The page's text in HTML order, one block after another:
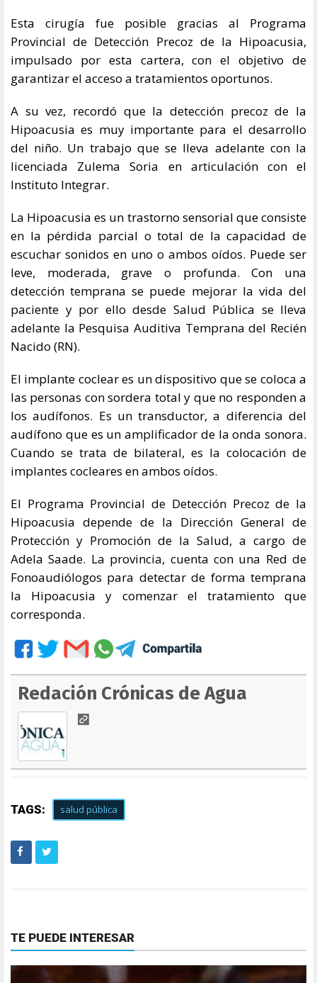
Esta cirugía fue posible gracias al Programa
Provincial de Detección Precoz de la Hipoacusia,
impulsado por esta cartera, con el objetivo de
garantizar el acceso a tratamientos oportunos.
A su vez, recordó que la detección precoz de la
Hipoacusia es muy importante para el desarrollo
del niño. Un trabajo que se lleva adelante con la
licenciada Zulema Soria en articulación con el
Instituto Integrar.
La Hipoacusia es un trastorno sensorial que consiste
en la pérdida parcial o total de la capacidad de
escuchar sonidos en uno o ambos oídos. Puede ser
leve, moderada, grave o profunda. Con una
detección temprana se puede mejorar la vida del
paciente y por ello desde Salud Pública se lleva
adelante la Pesquisa Auditiva Temprana del Recién
Nacido (RN).
El implante coclear es un dispositivo que se coloca a
las personas con sordera total y que no responden a
los audífonos. Es un transductor, a diferencia del
audífono que es un amplificador de la onda sonora.
Cuando se trata de bilateral, es la colocación de
implantes cocleares en ambos oídos.
El Programa Provincial de Detección Precoz de la
Hipoacusia depende de la Dirección General de
Protección y Promoción de la Salud, a cargo de
Adela Saade. La provincia, cuenta con una Red de
Fonoaudiólogos para detectar de forma temprana
la Hipoacusia y comenzar el tratamiento que
corresponda.
Redación Crónicas de Agua
TAGS: salud pública
TE PUEDE INTERESAR